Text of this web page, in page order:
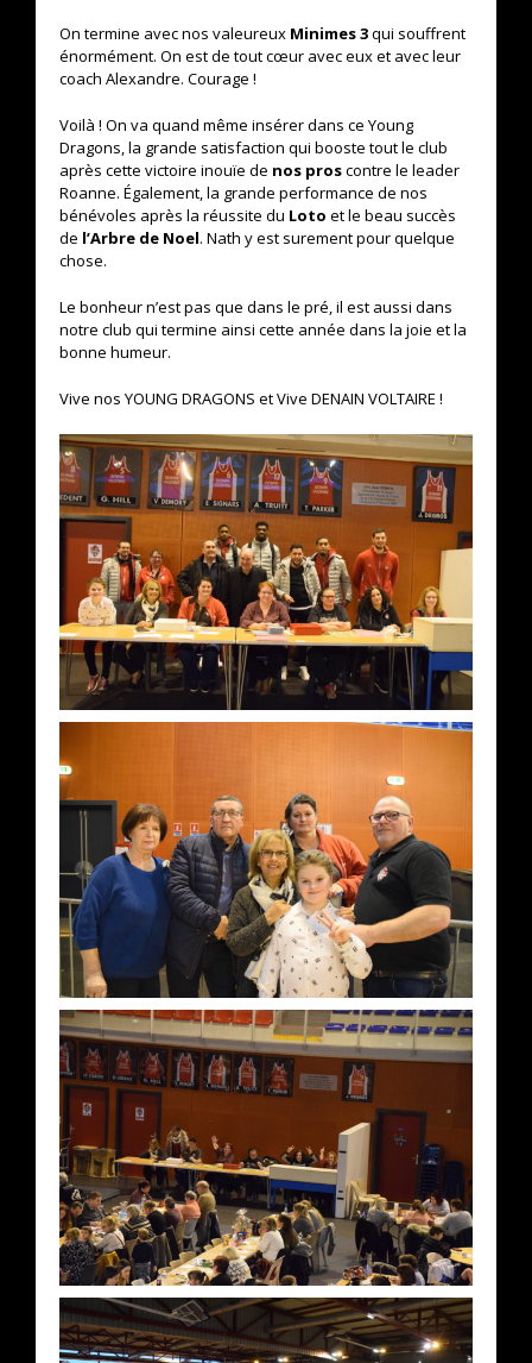
On termine avec nos valeureux Minimes 3qui souffrent
énormément. On est de tout cœur avec eux et avec leur
coach Alexandre. Courage !
Voilà ! On va quand même insérer dans ce Young
Dragons, la grande satisfaction qui booste tout le club
après cette victoire inouïe de nos proscontre le leader
Roanne. Également, la grande performance de nos
bénévoles après la réussite du Loto et le beau succès
de l’Arbre de Noel. Nath y est surement pour quelque
chose.
Le bonheur n’est pas que dans le pré, il est aussi dans
notre club qui termine ainsi cette année dans la joie et la
bonne humeur.
Vive nos YOUNG DRAGONS et Vive DENAIN VOLTAIRE !